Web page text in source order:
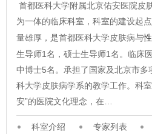
首都医科大学附属北京佑安医院皮
为一体的临床科室，科室的建设起
量雄厚，是首都医科大学皮肤病与
生导师1名，硕士生导师1名。临床
中博士5名。承担了国家及北京市多
科大学皮肤病学系的教学工作。科
安”的医院文化理念，在…
科室介绍 专家列表